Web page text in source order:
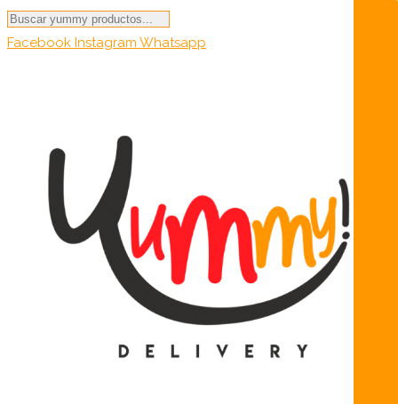
Búsqueda
de
Facebook Instagram Whatsapp